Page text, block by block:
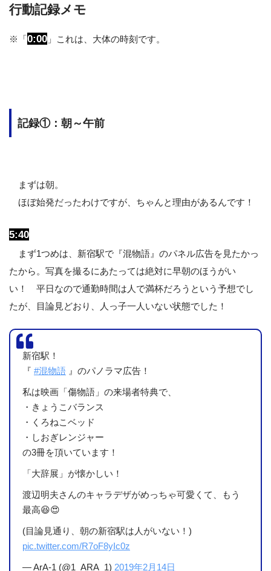
行動記録メモ
※「0:00 」これは、大体の時刻です。
記録①：朝～午前
まずは朝。
ほぼ始発だったわけですが、ちゃんと理由があるんです！
5:40
まず1つめは、新宿駅で『混物語』のパネル広告を見たかっ
たから。写真を撮るにあたっては絶対に早朝のほうがい
い！ 平日なので通勤時間は人で満杯だろうという予想でし
たが、目論見どおり、人っ子一人いない状態でした！
新宿駅！
『 #混物語 』のパノラマ広告！
私は映画「傷物語」の来場者特典で、
・きょうこバランス
・くろねこベッド
・しおぎレンジャー
の3冊を頂いています！
「大辞展」が懐かしい！
渡辺明夫さんのキャラデザがめっちゃ可愛くて、もう
最高😆😍
(目論見通り、朝の新宿駅は人がいない！)
pic.twitter.com/R7oF8yIc0z
— ArA-1 (@1_ARA_1) 2019年2月14日